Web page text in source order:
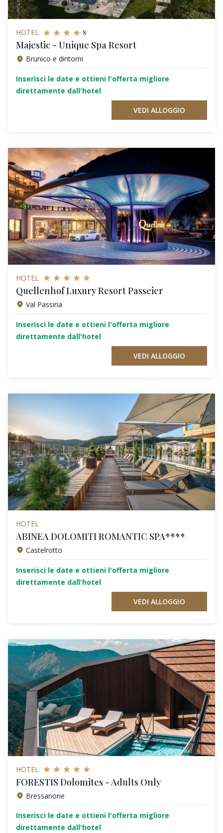
HOTEL s
Majestic - Unique Spa Resort
Brunico e dintorni
Inserisci le date e ottieni l'offerta migliore
direttamente dall'hotel
VEDI ALLOGGIO
HOTEL
Quellenhof Luxury Resort Passeier
Val Passiria
Inserisci le date e ottieni l'offerta migliore
direttamente dall'hotel
VEDI ALLOGGIO
HOTEL
ABINEA DOLOMITI ROMANTIC SPA****
Castelrotto
Inserisci le date e ottieni l'offerta migliore
direttamente dall'hotel
VEDI ALLOGGIO
HOTEL
FORESTIS Dolomites - Adults Only
Bressanone
Inserisci le date e ottieni l'offerta migliore
direttamente dall'hotel